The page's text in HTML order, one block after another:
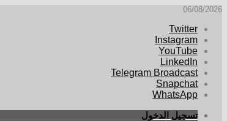
06/08/2026
Twitter
Instagram
YouTube
LinkedIn
Telegram Broadcast
Snapchat
WhatsApp
تسجيل الدخول